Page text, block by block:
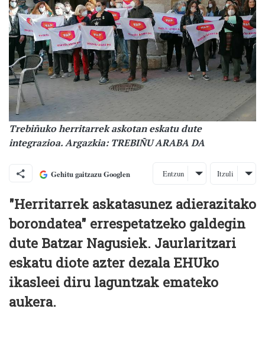
Trebiñuko herritarrek askotan eskatu dute
integrazioa. Argazkia: TREBIÑU ARABA DA
Gehitu gaitzazu Googlen Entzun Itzuli
"Herritarrek askatasunez adierazitako
borondatea" errespetatzeko galdegin
dute Batzar Nagusiek. Jaurlaritzari
eskatu diote azter dezala EHUko
ikasleei diru laguntzak emateko
aukera.